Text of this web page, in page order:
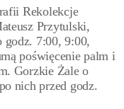
Rekolekcje
Przytulski,
godz. 7:00, 9:00,
poświęcenie palm i
Gorzkie Żale o
nich przed godz.